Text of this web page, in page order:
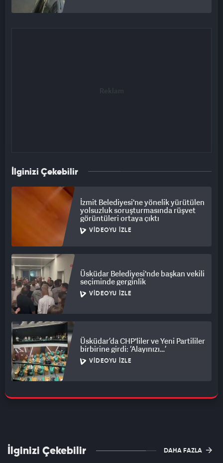
İlginizi Çekebilir
İzmit Belediyesi'ne yönelik yürütülen
yolsuzluk soruşturmasında rüşvet
görüntüleri ortaya çıktı
VIDEOYU İZLE
Üsküdar Belediyesi'nde başkan vekili
seçiminde gerginlik
VIDEOYU İZLE
Üsküdar’da CHP'liler ve Yeni Partililer
birbirine girdi: ‘Alayınızı…’
VIDEOYU İZLE
İlginizi Çekebilir DAHA FAZLA